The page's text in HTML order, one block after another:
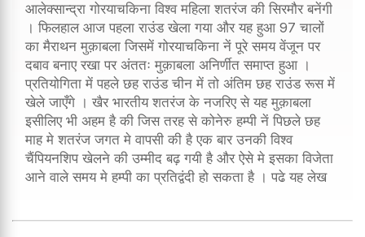
आलेक्सान्द्रा गोरयाचकिना विश्व महिला शतरंज की सिरमौर बनेंगी
। फिलहाल आज पहला राउंड खेला गया और यह हुआ 97 चालों
का मैराथन मुक़ाबला जिसमें गोरयाचकिना नें पूरे समय वेंजून पर
दबाव बनाए रखा पर अंततः मुक़ाबला अनिर्णीत समाप्त हुआ ।
प्रतियोगिता में पहले छह राउंड चीन में तो अंतिम छह राउंड रूस में
खेले जाएँगे । खैर भारतीय शतरंज के नजरिए से यह मुक़ाबला
इसीलिए भी अहम है की जिस तरह से कोनेरु हम्पी नें पिछले छह
माह मे शतरंज जगत मे वापसी की है एक बार उनकी विश्व
चैंपियनशिप खेलने की उम्मीद बढ़ गयी है और ऐसे मे इसका विजेता
आने वाले समय मे हम्पी का प्रतिद्वंदी हो सकता है । पढे यह लेख